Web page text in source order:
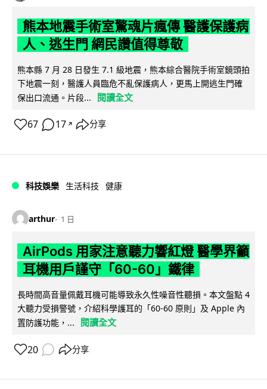
熊本地震手術室驚魂片瘋傳 醫護保護病
人、逃生門 網民讚值得尊敬
熊本縣 7 月 28 日發生 7.1 級地震，熊本綜合醫院手術室鏡頭拍
下地震一刻，醫護人員臨危不亂保護病人，更馬上開逃生門確
保出口流通。片段...
閱讀全文
67 17 ↗ 分享
科技娛樂 生活科技 健康
arthur 1 日
AirPods 用家注意聽力響紅燈 醫學界籲
耳機用戶謹守「60-60」鐵律
長時間高音量佩戴耳機可能導致永久性噪音性聽損。本文盤點 4
大聽力受損警號，介紹科學護耳的「60-60 原則」及 Apple 內
置防護功能，...
閱讀全文
20 分享